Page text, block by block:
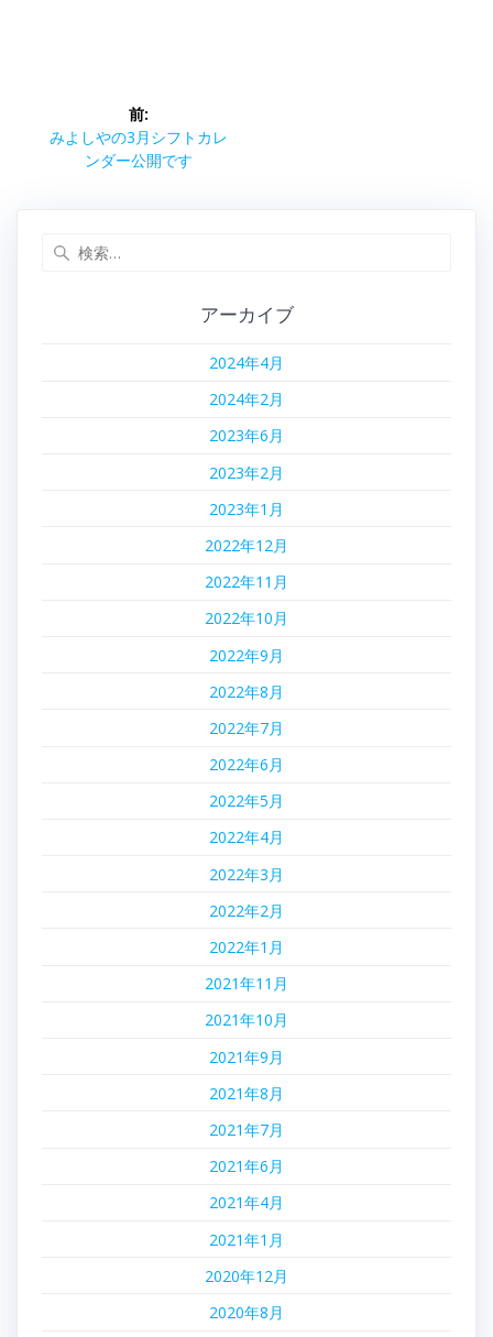
稿
ビ
前:
前
みよしやの3月シフトカレ
ンダー公開です
アーカイブ
2024年4月
2024年2月
2023年6月
2023年2月
2023年1月
2022年12月
2022年11月
2022年10月
2022年9月
2022年8月
2022年7月
2022年6月
2022年5月
2022年4月
2022年3月
2022年2月
2022年1月
2021年11月
2021年10月
2021年9月
2021年8月
2021年7月
2021年6月
2021年4月
2021年1月
2020年12月
2020年8月